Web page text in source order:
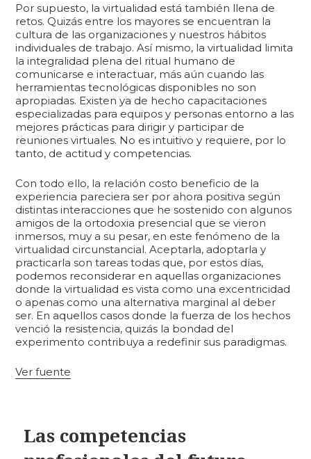
Por supuesto, la virtualidad está también llena de
retos. Quizás entre los mayores se encuentran la
cultura de las organizaciones y nuestros hábitos
individuales de trabajo. Así mismo, la virtualidad limita
la integralidad plena del ritual humano de
comunicarse e interactuar, más aún cuando las
herramientas tecnológicas disponibles no son
apropiadas. Existen ya de hecho capacitaciones
especializadas para equipos y personas entorno a las
mejores prácticas para dirigir y participar de
reuniones virtuales. No es intuitivo y requiere, por lo
tanto, de actitud y competencias.
Con todo ello, la relación costo beneficio de la
experiencia pareciera ser por ahora positiva según
distintas interacciones que he sostenido con algunos
amigos de la ortodoxia presencial que se vieron
inmersos, muy a su pesar, en este fenómeno de la
virtualidad circunstancial. Aceptarla, adoptarla y
practicarla son tareas todas que, por estos días,
podemos reconsiderar en aquellas organizaciones
donde la virtualidad es vista como una excentricidad
o apenas como una alternativa marginal al deber
ser. En aquellos casos donde la fuerza de los hechos
venció la resistencia, quizás la bondad del
experimento contribuya a redefinir sus paradigmas.
Ver fuente
Las competencias